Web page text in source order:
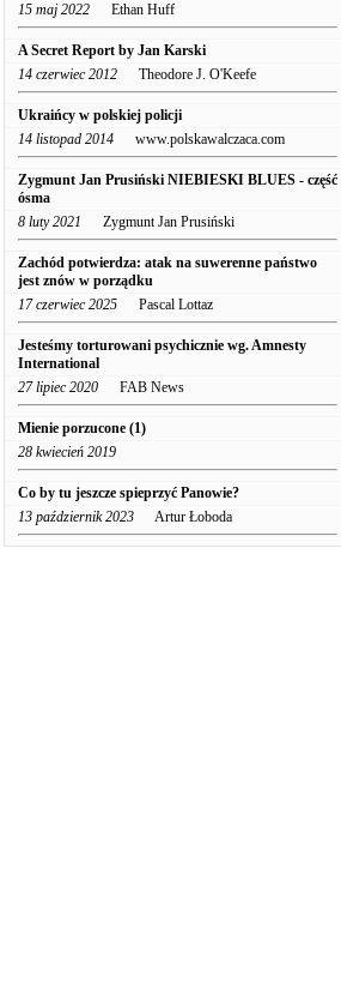
15 maj 2022 Ethan Huff
A Secret Report by Jan Karski
14 czerwiec 2012 Theodore J. O'Keefe
Ukraińcy w polskiej policji
14 listopad 2014 www.polskawalczaca.com
Zygmunt Jan Prusiński NIEBIESKI BLUES - część
ósma
8 luty 2021 Zygmunt Jan Prusiński
Zachód potwierdza: atak na suwerenne państwo
jest znów w porządku
17 czerwiec 2025 Pascal Lottaz
Jesteśmy torturowani psychicznie wg. Amnesty
International
27 lipiec 2020 FAB News
Mienie porzucone (1)
28 kwiecień 2019
Co by tu jeszcze spieprzyć Panowie?
13 październik 2023 Artur Łoboda